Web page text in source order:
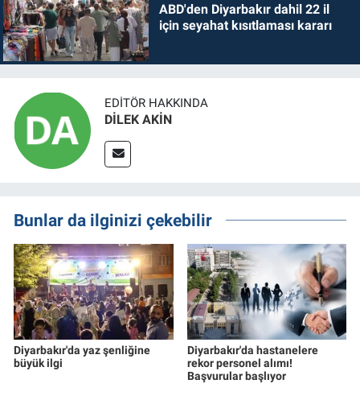
ABD'den Diyarbakır dahil 22 il
için seyahat kısıtlaması kararı
EDITÖR HAKKINDA
DİLEK AKİN
Bunlar da ilginizi çekebilir
Diyarbakır'da yaz şenliğine
büyük ilgi
Diyarbakır'da hastanelere
rekor personel alımı!
Başvurular başlıyor